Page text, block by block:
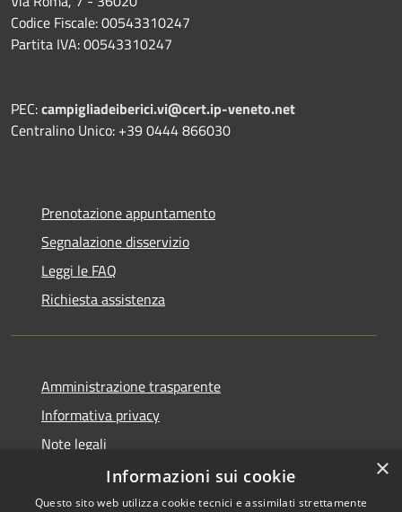
Codice Fiscale: 00543310247
Partita IVA: 00543310247
PEC:campigliadeiberici.vi@cert.ip-veneto.net
Centralino Unico: +39 0444 866030
Prenotazione appuntamento
Segnalazione disservizio
Leggi le FAQ
Richiesta assistenza
Amministrazione trasparente
Informativa privacy
Note legali
Dichiarazione di accessibilità
×
Informazioni sui cookie
Questo sito web utilizza cookie tecnici e assimilati strettamente